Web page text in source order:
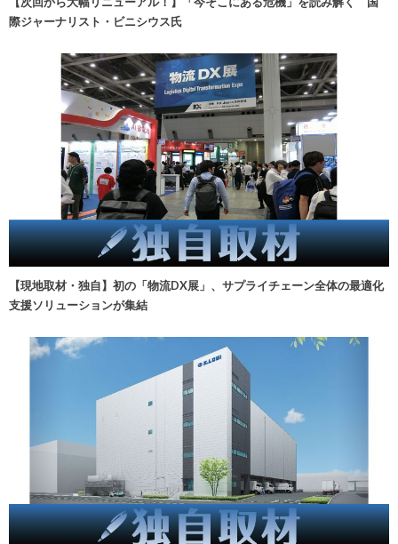
際ジャーナリスト・ビニシウス氏
【現地取材・独自】初の「物流DX展」、サプライチェーン全体の最適化
支援ソリューションが集結